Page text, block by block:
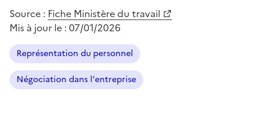
Source : Fiche Ministère du travail
Mis à jour le : 07/01/2026
Représentation du personnel
Négociation dans l'entreprise